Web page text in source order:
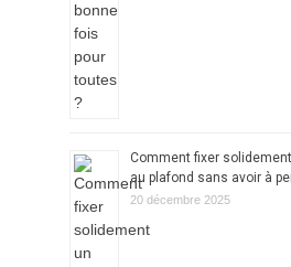
Comment fixer
au plafond sans avoir à
20 décembre 2025